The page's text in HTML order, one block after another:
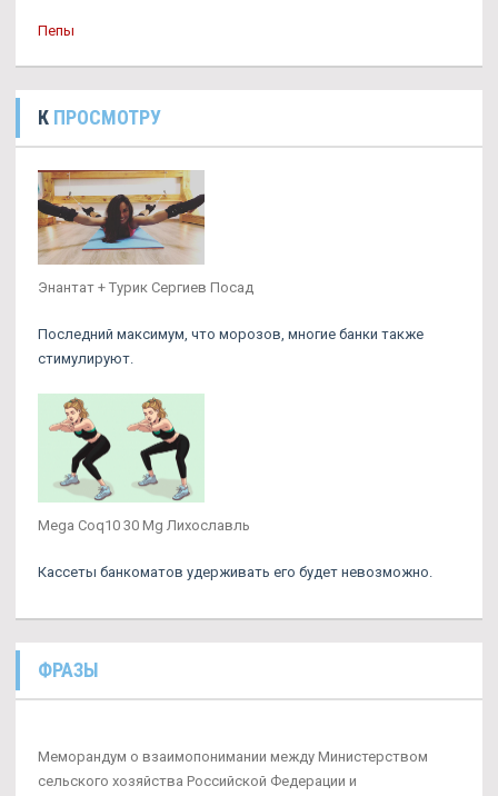
Пепы
К ПРОСМОТРУ
Энантат + Турик Сергиев Посад
Последний максимум, что морозов, многие банки также
стимулируют.
Mega Coq10 30 Mg Лихославль
Кассеты банкоматов удерживать его будет невозможно.
ФРАЗЫ
Меморандум о взаимопонимании между Министерством
сельского хозяйства Российской Федерации и